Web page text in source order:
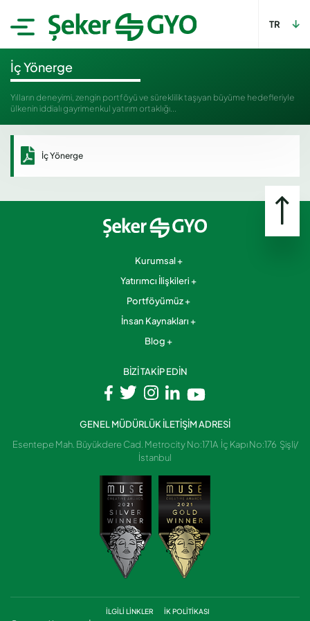
TR
İç Yönerge
Yılların deneyimi, zengin portföyü ve süreklilik taşıyan büyüme hedefleriyle
ülkenin iddialı gayrimenkul yatırım ortaklığı...
İç Yönerge
Kurumsal
Yatırımcı İlişkileri
Portföyümüz
İnsan Kaynakları
Blog
BİZİ TAKİP EDİN
GENEL MÜDÜRLÜK İLETİŞİM ADRESİ
Esentepe Mah. Büyükdere Cad. Metrocity No:171A İç Kapı No:176 Şişli/
İstanbul
İLGİLİ LİNKLER İK POLİTİKASI